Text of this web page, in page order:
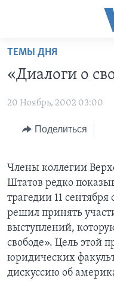
Перейти
основной
Перейти
Перейти
поиск
ПРОГРАММЫ
АМЕРИКА
НОВОСТИ ЗА МИНУТУ
ПОЧЕМУ ЭТО
ДИСКУССИЯ VOA
ДЕТАЛИ
НЬЮ-ЙОРК NEW YORK
АМЕРИКА. БОЛЬШОЕ
ПРОЕКТЫ
УЧИМ АНГЛИЙСКИЙ
А КАК В АМЕРИКЕ?
АРТЕФАКТЫ
АМЕРИКАНСКИЕ
ТЕСТЫ
ЭКСПЕРТИЗА
ФАКТЫ ПРОТИВ
ЗА СВОБОДУ ПРЕССЫ
УЧИМ АНГЛИЙСКИЙ
ВИДЕО
ПОДПИСКА НА
ТЕМЫ ДНЯ
«Диалоги о
20 Ноябрь, 2002 03:00
Поделиться
Члены коллегии
Штатов редко
трагедии 11
решил принять
выступлений,
свободе». Цель этой
юридических
дискуссию об